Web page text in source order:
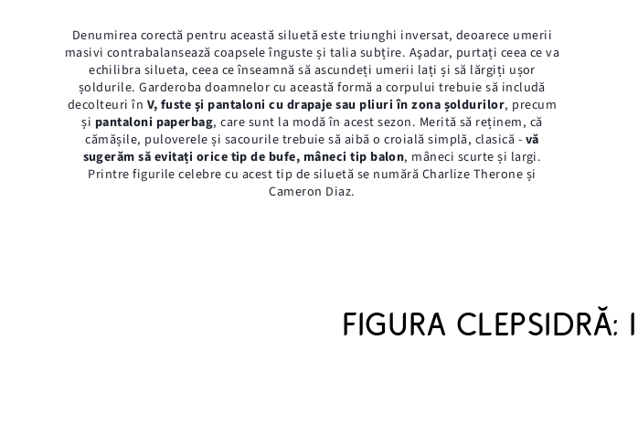
Denumirea corectă pentru această siluetă este triunghi inversat, deoarece umerii
masivi contrabalansează coapsele înguste și talia subțire. Aşadar, purtați ceea ce va
echilibra silueta, ceea ce înseamnă să ascundeți umerii lați și să lărgiți ușor
șoldurile. Garderoba doamnelor cu această formă a corpului trebuie să includă
decolteuri în V, fuste şi pantaloni cu drapaje sau pliuri în zona șoldurilor, precum
și pantaloni paperbag, care sunt la modă în acest sezon. Merită să reținem, că
cămășile, puloverele și sacourile trebuie să aibă o croială simplă, clasică - vă
sugerăm să evitați orice tip de bufe, mâneci tip balon, mâneci scurte și largi.
Printre figurile celebre cu acest tip de siluetă se numără Charlize Therone și
Cameron Diaz.
FIGURA CLEPSIDRĂ: